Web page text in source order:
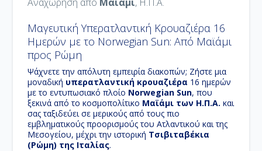
Μαγευτική Υπερατλαντική Κρουαζιέρα 16
Ημερών με το Norwegian Sun: Από Μαϊάμι
προς Ρώμη
Ψάχνετε την απόλυτη εμπειρία διακοπών; Ζήστε μια
μοναδική υπερατλαντική κρουαζιέρα 16 ημερών
με το εντυπωσιακό πλοίο Norwegian Sun, που
ξεκινά από το κοσμοπολίτικο Μαϊάμι των Η.Π.Α. και
σας ταξιδεύει σε μερικούς από τους πιο
εμβληματικούς προορισμούς του Ατλαντικού και της
Μεσογείου, μέχρι την ιστορική Τσιβιταβέκια
(Ρώμη) της Ιταλίας.